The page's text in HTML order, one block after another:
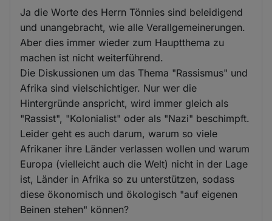
Ja die Worte des Herrn Tönnies sind beleidigend
und unangebracht, wie alle Verallgemeinerungen.
Aber dies immer wieder zum Hauptthema zu
machen ist nicht weiterführend.
Die Diskussionen um das Thema "Rassismus" und
Afrika sind vielschichtiger. Nur wer die
Hintergründe anspricht, wird immer gleich als
"Rassist", "Kolonialist" oder als "Nazi" beschimpft.
Leider geht es auch darum, warum so viele
Afrikaner ihre Länder verlassen wollen und warum
Europa (vielleicht auch die Welt) nicht in der Lage
ist, Länder in Afrika so zu unterstützen, sodass
diese ökonomisch und ökologisch "auf eigenen
Beinen stehen" können?